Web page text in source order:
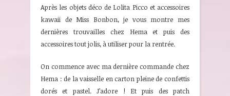
Après les objets déco de Lolita Picco et accessoires
kawaii de Miss Bonbon, je vous montre mes
dernières trouvailles chez Hema et puis des
accessoires tout jolis, à utiliser pour la rentrée.
On commence avec ma dernière commande chez
Hema : de la vaisselle en carton pleine de confettis
dorés et pastel. J’adore ! Et puis des patch